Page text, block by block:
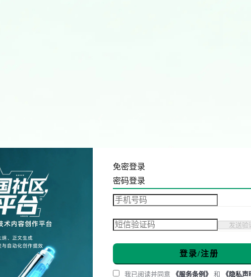
免密登录
密码登录
发送验
登录/注册
我已阅读并同意 《服务条例》 和 《隐私声